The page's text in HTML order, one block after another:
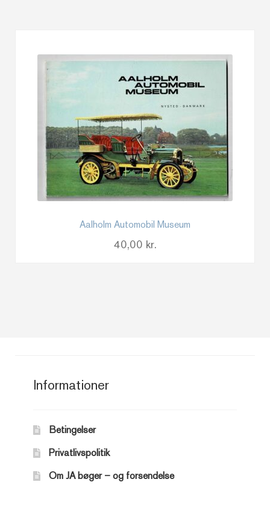
Aalholm Automobil Museum
40,00 kr.
Informationer
Betingelser
Privatlivspolitik
Om JA bøger – og forsendelse